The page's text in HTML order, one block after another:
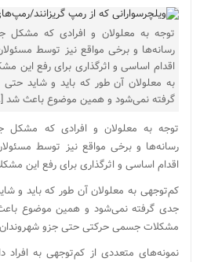
توجه به معلولان و افرادی که مشکل
رسانه‌ها و برخی مواقع نیز توسط
اقدام اساسی و اثرگذاری برای رفع این
به معلولان آن طور که باید و شاید
گرفته نمی‌شود و همین موضوع باعث شد
توجه به معلولان و افرادی که مشکل
رسانه‌ها و برخی مواقع نیز توسط
اقدام اساسی و اثرگذاری برای رفع این
کم‌توجهی به معلولان آن طور که باید و
جدی گرفته نمی‌شود و همین موضوع باعث
مشکلات جسمی حرکتی حتی جزو
نمونه‌های متعددی از کم‌توجهی به